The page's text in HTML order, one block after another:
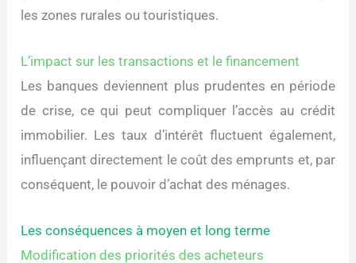
les zones rurales ou touristiques.
L’impact sur les transactions et le financement
Les banques deviennent plus prudentes en période
de crise, ce qui peut compliquer l’accès au crédit
immobilier. Les taux d’intérêt fluctuent également,
influençant directement le coût des emprunts et, par
conséquent, le pouvoir d’achat des ménages.
Les conséquences à moyen et long terme
Modification des priorités des acheteurs